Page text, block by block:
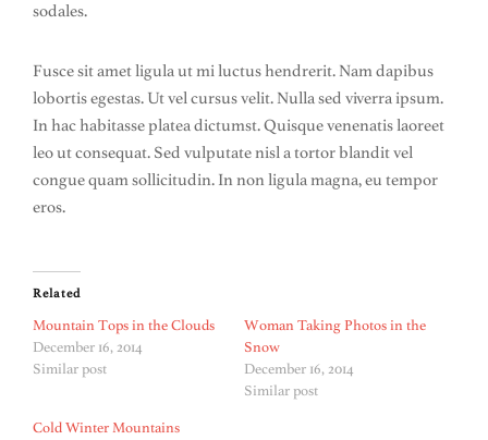
sodales.
Fusce sit amet ligula ut mi luctus hendrerit. Nam dapibus
lobortis egestas. Ut vel cursus velit. Nulla sed viverra ipsum.
In hac habitasse platea dictumst. Quisque venenatis laoreet
leo ut consequat. Sed vulputate nisl a tortor blandit vel
congue quam sollicitudin. In non ligula magna, eu tempor
eros.
Related
Mountain Tops in the Clouds
December 16, 2014
Similar post
Woman Taking Photos in the
Snow
December 16, 2014
Similar post
Cold Winter Mountains